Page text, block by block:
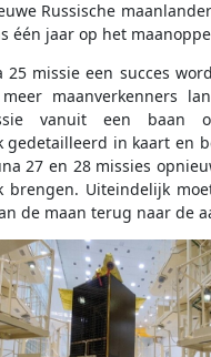
Russische
één jaar op het
25 missie een succes
maanverkenners
vanuit een baan
gedetailleerd in kaart en
27 en 28 missies
brengen. Uiteindelijk
de maan terug naar de